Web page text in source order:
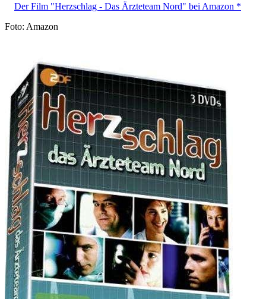
Der Film "Herzschlag - Das Ärzteteam Nord" bei Amazon *
Foto: Amazon